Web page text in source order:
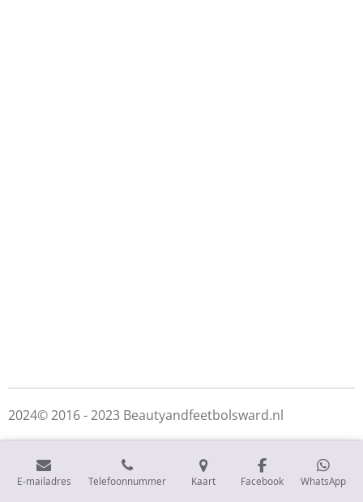
2024© 2016 - 2023 Beautyandfeetbolsward.nl
E-mailadres Telefoonnummer Kaart Facebook WhatsApp